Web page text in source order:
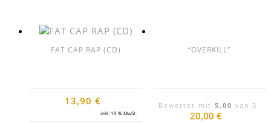
FAT CAP RAP (CD)
13,90€
inkl. 19 % MwSt.
“OVERKILL”
Bewertet mit 5.00 von 5
20,00€